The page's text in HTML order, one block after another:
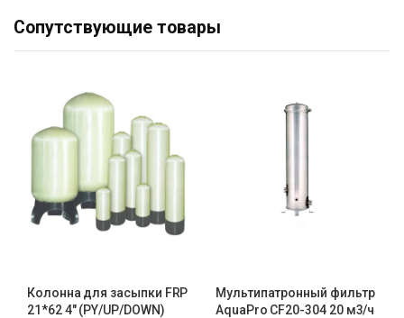
Сопутствующие товары
Колонна для засыпки FRP
21*62 4″ (PY/UP/DOWN)
Мультипатронный фильтр
AquaPro CF20-304 20 м3/ч